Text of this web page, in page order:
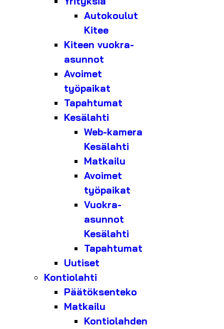
Autokoulut
Kitee
Kiteen vuokra-
asunnot
Avoimet
työpaikat
Tapahtumat
Kesälahti
Web-kamera
Kesälahti
Matkailu
Avoimet
työpaikat
Vuokra-
asunnot
Kesälahti
Tapahtumat
Uutiset
Kontiolahti
Päätöksenteko
Matkailu
Kontiolahden